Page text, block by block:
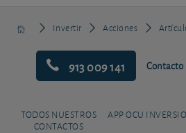
Invertir Acciones
913 009 141 Contacto
TODOS NUESTROS
CONTACTOS
APP OCU